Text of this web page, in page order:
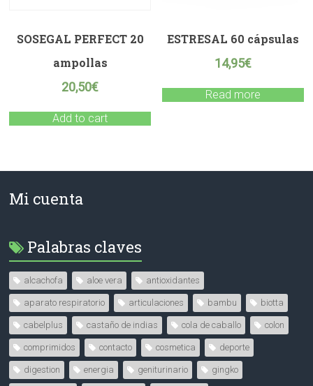
SOSEGAL PERFECT 20
ampollas
20,50€
Add to cart
ESTRESAL 60 cápsulas
14,95€
Read more
Mi cuenta
Palabras claves
alcachofa aloe vera antioxidantes
aparato respiratorio articulaciones bambu biotta
cabelplus castaño de indias cola de caballo colon
comprimidos contacto cosmetica deporte
digestion energia geniturinario gingko